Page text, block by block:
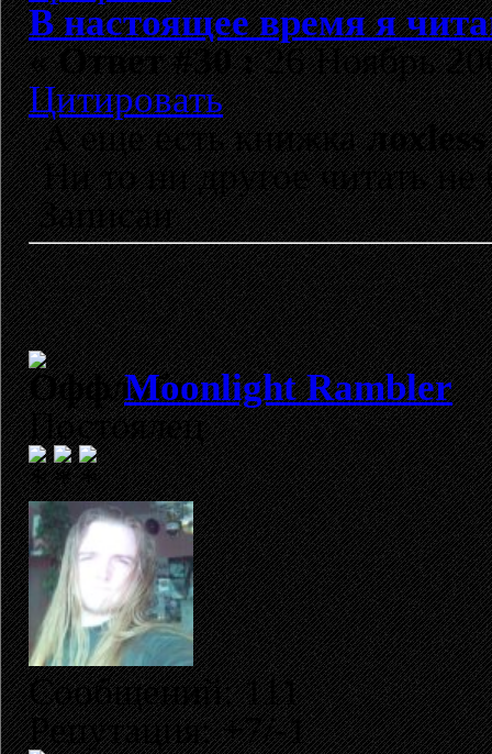
В настоящее время я
«Ответ #30 :26 Ноябрь
Цитировать
А еще есть книжкалохless
Ни то ни другое читать не
Записан
Moonlight Rambler
Постоялец
Сообщений: 111
Репутация: +7/-1